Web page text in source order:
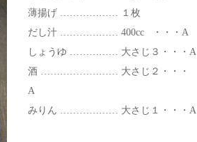
薄揚げ ……………… １枚
だし汁 ……………… 400cc ・・・A
しょうゆ …………… 大さじ３・・・A
酒 …………………… 大さじ２・・・
A
みりん ……………… 大さじ１・・・A